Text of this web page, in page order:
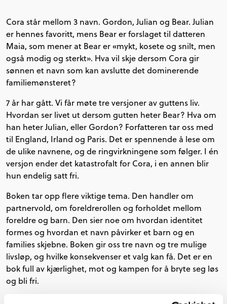
Cora står mellom 3 navn. Gordon, Julian og Bear. Julian
er hennes favoritt, mens Bear er forslaget til datteren
Maia, som mener at Bear er «mykt, kosete og snilt, men
også modig og sterkt». Hva vil skje dersom Cora gir
sønnen et navn som kan avslutte det dominerende
familiemønsteret?
7 år har gått. Vi får møte tre versjoner av guttens liv.
Hvordan ser livet ut dersom gutten heter Bear? Hva om
han heter Julian, eller Gordon? Forfatteren tar oss med
til England, Irland og Paris. Det er spennende å lese om
de ulike navnene, og de ringvirkningene som følger. I én
versjon ender det katastrofalt for Cora, i en annen blir
hun endelig satt fri.
Boken tar opp flere viktige tema. Den handler om
partnervold, om foreldrerollen og forholdet mellom
foreldre og barn. Den sier noe om hvordan identitet
formes og hvordan et navn påvirker et barn og en
families skjebne. Boken gir oss tre navn og tre mulige
livsløp, og hvilke konsekvenser et valg kan få. Det er en
bok full av kjærlighet, mot og kampen for å bryte seg løs
og bli fri.
«Navnene» er Florence Knapp sin debutroman, og er